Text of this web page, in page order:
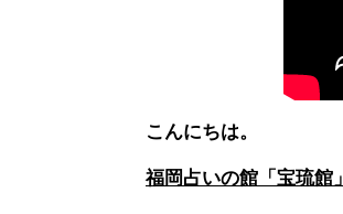
こんにちは。
福岡占いの館「宝琉館」